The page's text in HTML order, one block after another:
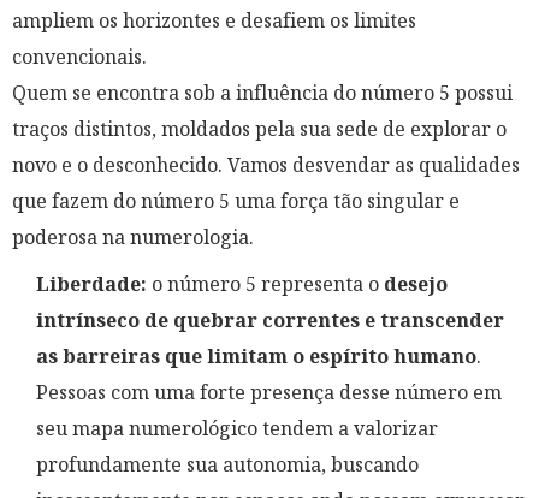
ampliem os horizontes e desafiem os limites
convencionais.
Quem se encontra sob a influência do número 5 possui
traços distintos, moldados pela sua sede de explorar o
novo e o desconhecido. Vamos desvendar as qualidades
que fazem do número 5 uma força tão singular e
poderosa na numerologia.
Liberdade: o número 5 representa o desejo
intrínseco de quebrar correntes e transcender
as barreiras que limitam o espírito humano.
Pessoas com uma forte presença desse número em
seu mapa numerológico tendem a valorizar
profundamente sua autonomia, buscando